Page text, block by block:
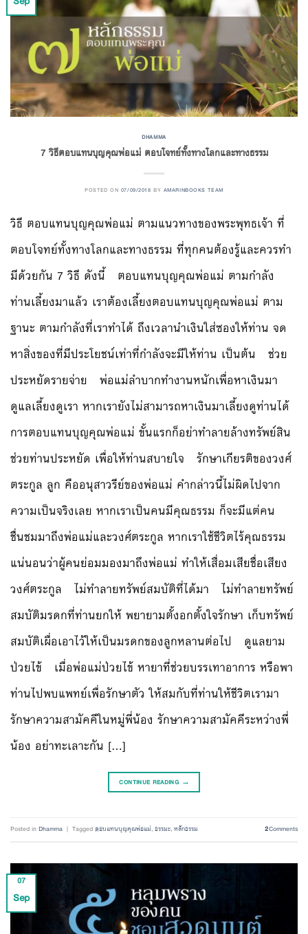
DHAMMA
7 วิธีตอบแทนบุญคุณพ่อแม่ ตอบโจทย์ทั้งทางโลกและทางธรรม
POSTED ON 07/09/2018 BY AMARINBOOKS TEAM
วิธี ตอบแทนบุญคุณพ่อแม่ ตามแนวทางของพระพุทธเจ้า ที่
ตอบโจทย์ทั้งทางโลกและทางธรรม ที่ทุกคนต้องรู้และควรทำ
มีด้วยกัน 7 วิธี ดังนี้ ตอบแทนบุญคุณพ่อแม่ ตามกำลัง
ท่านเลี้ยงมาแล้ว เราต้องเลี้ยงตอบแทนบุญคุณพ่อแม่ ตาม
ฐานะ ตามกำลังที่เราทำได้ ถึงเวลานำเงินใส่ซองให้ท่าน จด
หาสิ่งของที่มีประโยชน์เท่าที่กำลังจะมีให้ท่าน เป็นต้น ช่วย
ประหยัดรายจ่าย พ่อแม่ลำบากทำงานหนักเพื่อหาเงินมา
ดูแลเลี้ยงดูเรา หากเรายังไม่สามารถหาเงินมาเลี้ยงดูท่านได้
การตอบแทนบุญคุณพ่อแม่ ขั้นแรกก็อย่าทำลายล้างทรัพย์สิน
ช่วยท่านประหยัด เพื่อให้ท่านสบายใจ รักษาเกียรติของวงศ์
ตระกูล ลูก คืออนุสาวรีย์ของพ่อแม่ คำกล่าวนี้ไม่ผิดไปจาก
ความเป็นจริงเลย หากเราเป็นคนมีคุณธรรม ก็จะมีแต่คน
ชื่นชมมาถึงพ่อแม่และวงศ์ตระกูล หากเราใช้ชีวิตไร้คุณธรรม
แน่นอนว่าผู้คนย่อมมองมาถึงพ่อแม่ ทำให้เสื่อมเสียชื่อเสียง
วงศ์ตระกูล ไม่ทำลายทรัพย์สมบัติที่ได้มา ไม่ทำลายทรัพย์
สมบัติมรดกที่ท่านยกให้ พยายามตั้งอกตั้งใจรักษา เก็บทรัพย์
สมบัติเผื่อเอาไว้ให้เป็นมรดกของลูกหลานต่อไป ดูแลยาม
ป่วยไข้ เมื่อพ่อแม่ป่วยไข้ หายาที่ช่วยบรรเทาอาการ หรือพา
ท่านไปพบแพทย์เพื่อรักษาตัว ให้สมกับที่ท่านให้ชีวิตเรามา
รักษาความสามัคคีในหมู่พี่น้อง รักษาความสามัคคีระหว่างพี่
น้อง อย่าทะเลาะกัน […]
CONTINUE READING →
Posted inDhamma | Tagged ตอบแทนบุญคุณพ่อแม่,ธรรมะ,หลักธรรม 2Comments
07
Sep